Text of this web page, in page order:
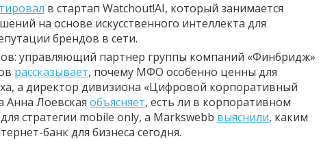
в стартап Watchout!AI, который занимается
на основе искусственного интеллекта для
брендов в сети.
управляющий партнер группы компаний «Финбридж»
рассказывает, почему МФО особенно ценны для
а директор дивизиона «Цифровой корпоративный
Анна Лоевская объясняет, есть ли в корпоративном
стратегии mobile only, а Markswebb выяснили, каким
банк для бизнеса сегодня.